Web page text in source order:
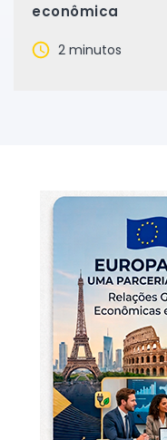
econômica
2 minutos